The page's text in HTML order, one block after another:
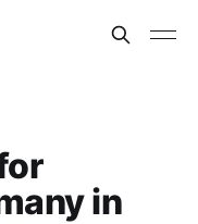
in